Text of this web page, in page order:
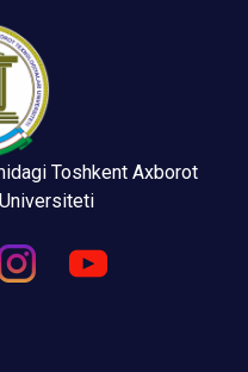
Toshkent Axborot